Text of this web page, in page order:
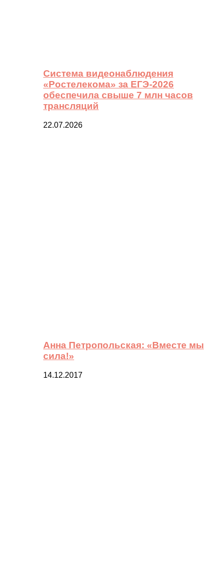
Система видеонаблюдения
«Ростелекома» за ЕГЭ-2026
обеспечила свыше 7 млн часов
трансляций
22.07.2026
Анна Петропольская: «Вместе мы
сила!»
14.12.2017